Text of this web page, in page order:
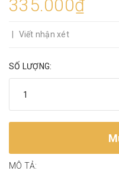
335.000₫
Viết nhận xét
SỐ LƯỢNG:
MÔ TẢ: